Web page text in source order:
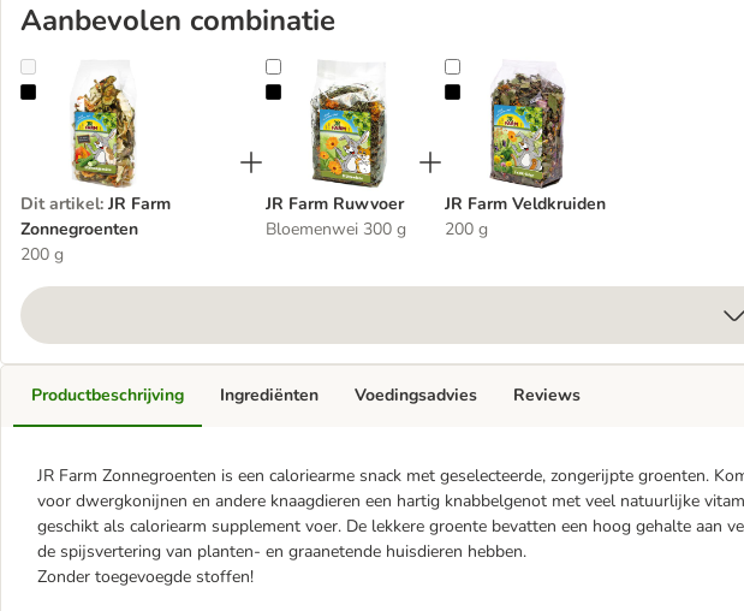
Aanbevolen combinatie
JR Farm Zonnegroenten
Dit artikel: JR Farm
Zonnegroenten
200 g
JR Farm Ruwvoer
JR Farm Ruwvoer
Bloemenwei 300 g
JR Farm Veldkruiden
JR Farm Veldkruiden
200 g
Productbeschrijving
JR Farm Zonnegroenten is een caloriearme snack met geselecteerde, zongerijpte groenten.
voor dwergkonijnen en andere knaagdieren een hartig knabbelgenot met veel natuurlijke
geschikt als caloriearm supplement voer. De lekkere groente bevatten een hoog gehalte aan
de spijsvertering van planten- en graanetende huisdieren hebben.
Zonder toegevoegde stoffen!
Ingrediënten Voedingsadvies Reviews